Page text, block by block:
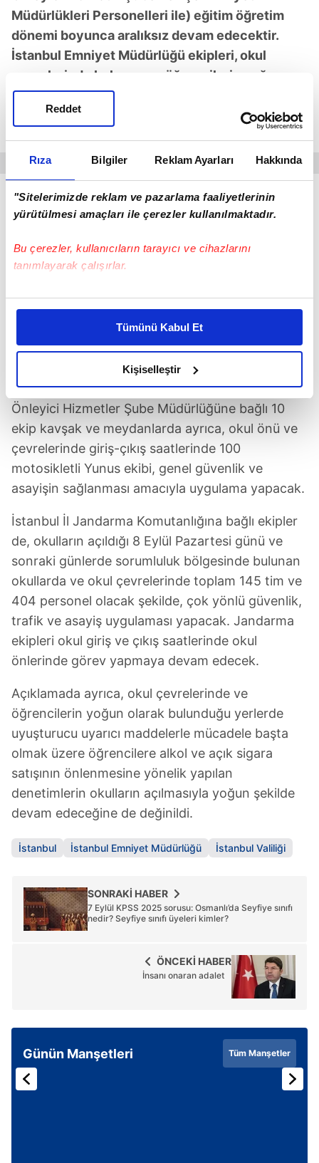
Rıza Bilgiler Reklam Ayarları Hakkında
"Sitelerimizde reklam ve pazarlama faaliyetlerinin
yürütülmesi amaçları ile çerezler kullanılmaktadır.
Bu çerezler, kullanıcıların tarayıcı ve cihazlarını
tanımlayarak çalışırlar.
Bu çerezlere izin vermeniz halinde sizlere özel
daha iyi reklam deneyimi yaşatabiliriz. Bunu yaparken
amacımızın size daha iyi bir reklam deneyimi sunmak
olduğunu ve sizlere en iyi içerikleri sunabilmek adına
elimizden gelen çabayı gösterdiğimizi ve bu noktada,
reklamların maliyetlerimizi karşılamak noktasında tek gelir
kalemimiz olduğunu sizlere hatırlatmak isteriz.
Her halükârda, kullanıcılar, bu çerezlere izin vermedikleri
takdirde, kullanıcılara hedefli reklamlar
gösterilmeyecektir."
Sizlere daha iyi bir hizmet sunabilmek için İnternet
Sitemizde kendimize ve üçüncü kişilere ait çerezler
kullanılmaktadır. Bu çerezler vasıtasıyla çeşitli kişisel
verileriniz işlenmekte olup gerekli olan çerezler bilgi
toplumu hizmetlerinin sunulması amacıyla
kullanılmaktadır. Diğer çerezler, sitemizin daha işlevsel
kılınması ve kişiselleştirilmesi ve sizlere yönelik
reklam/pazarlama faaliyetlerinin yapılması, amaçlarıyla
sınırlı olarak açık rızanız dahilinde kullanılacaktır.
Çerezlere ilişkin tercihlerinizi aşağıda yer alan panel
vasıtasıyla belirleyebilirsiniz. Çerezlere ilişkin detaylı bilgi
için Ayarlar butonuna tıklayabilir,
Çerez Bilgilendirme
Metnimizi
ziyaret edebilirsiniz.
6698 sayılı Kişisel Verilerin Korunması Kanunu uyarınca
hazırlanmış Aydınlatma Metnimizi okumak ve sitemizde
ilgili mevzuata uygun olarak kullanılan çerezlerle ilgili bilgi
Tümünü Kabul Et
Kişiselleştir
Reddet
Müdürlükleri Personelleri ile) eğitim öğretim
dönemi boyunca aralıksız devam edecektir.
İstanbul Emniyet Müdürlüğü ekipleri, okul
çevrelerinde bulunan ve öğrencilerin yoğun
olarak bulundukları mekan ve işletmelerde
asayiş ve denetim uygulamalarına aralıksız
"OKUL ÇEVRELERİNDE 145 TİM 404 PERSONEL"
Denetleme- Bölge Trafik ve İlçe Trafik Büro
Ekipleri; okullların açıldığı 8 Eylül Pazartesi
noktada, 309 ekip, 177 motosikletli unsur (Şahin),
39 yaya, 33 çekici olmak üzere toplam 866
personelle trafik tedbiri uygulayacak. Trafik Şube
Müdürlüğü ekipleri okul servislerine yönelik
denetimlerine de aralıksız devam edecek.
Önleyici Hizmetler Şube Müdürlüğüne bağlı 10
ekip kavşak ve meydanlarda ayrıca, okul önü ve
çevrelerinde giriş-çıkış saatlerinde 100
motosikletli Yunus ekibi, genel güvenlik ve
asayişin sağlanması amacıyla uygulama yapacak.
İstanbul İl Jandarma Komutanlığına bağlı ekipler
de, okulların açıldığı 8 Eylül Pazartesi günü ve
sonraki günlerde sorumluluk bölgesinde bulunan
okullarda ve okul çevrelerinde toplam 145 tim ve
404 personel olacak şekilde, çok yönlü güvenlik,
trafik ve asayiş uygulaması yapacak. Jandarma
ekipleri okul giriş ve çıkış saatlerinde okul
önlerinde görev yapmaya devam edecek.
Açıklamada ayrıca, okul çevrelerinde ve
öğrencilerin yoğun olarak bulunduğu yerlerde
uyuşturucu uyarıcı maddelerle mücadele başta
olmak üzere öğrencilere alkol ve açık sigara
satışının önlenmesine yönelik yapılan
denetimlerin okulların açılmasıyla yoğun şekilde
devam edeceğine de değinildi.
İstanbul İstanbul Emniyet Müdürlüğü İstanbul Valiliği
SONRAKİ HABER
7 Eylül KPSS 2025 sorusu: Osmanlı’da Seyfiye sınıfı
nedir? Seyfiye sınıfı üyeleri kimler?
ÖNCEKİ HABER
İnsanı onaran adalet
Günün Manşetleri Tüm Manşetler